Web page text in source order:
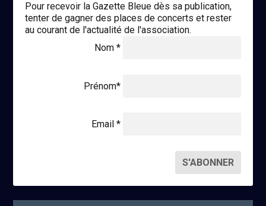
Pour recevoir la Gazette Bleue dès sa publication,
tenter de gagner des places de concerts et rester
au courant de l'actualité de l'association.
Nom *
Prénom*
Email *